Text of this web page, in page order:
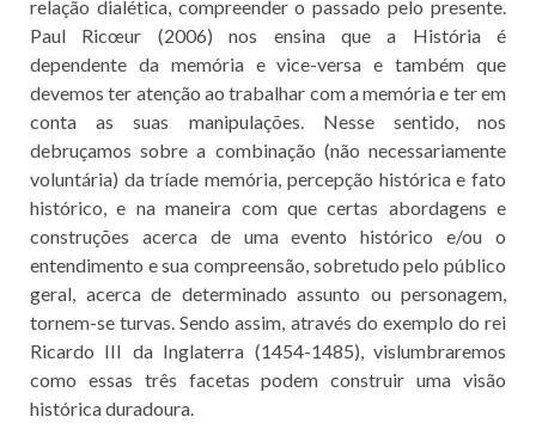
relação dialética, compreender o passado pelo presente.
Paul Ricœur (2006) nos ensina que a História é
dependente da memória e vice-versa e também que
devemos ter atenção ao trabalhar com a memória e ter em
conta as suas manipulações. Nesse sentido, nos
debruçamos sobre a combinação (não necessariamente
voluntária) da tríade memória, percepção histórica e fato
histórico, e na maneira com que certas abordagens e
construções acerca de uma evento histórico e/ou o
entendimento e sua compreensão, sobretudo pelo público
geral, acerca de determinado assunto ou personagem,
tornem-se turvas. Sendo assim, através do exemplo do rei
Ricardo III da Inglaterra (1454-1485), vislumbraremos
como essas três facetas podem construir uma visão
histórica duradoura.